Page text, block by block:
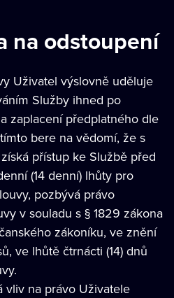
na odstoupení
Uživatel výslovně uděluje
Služby ihned po
zaplacení předplatného dle
bere na vědomí, že s
přístup ke Službě před
(14 denní) lhůty pro
pozbývá právo
v souladu s § 1829 zákona
zákoníku, ve znění
ve lhůtě čtrnácti (14) dnů
vliv na právo Uživatele